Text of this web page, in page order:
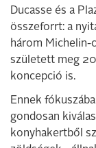
Ducasse és a
összeforrt: a
három Michelin-
született meg
koncepció is.
Ennek
gondosan
konyhakertből